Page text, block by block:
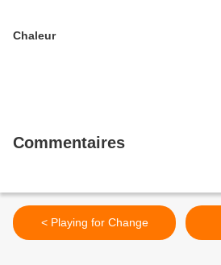
Chaleur
Commentaires
< Playing for Change